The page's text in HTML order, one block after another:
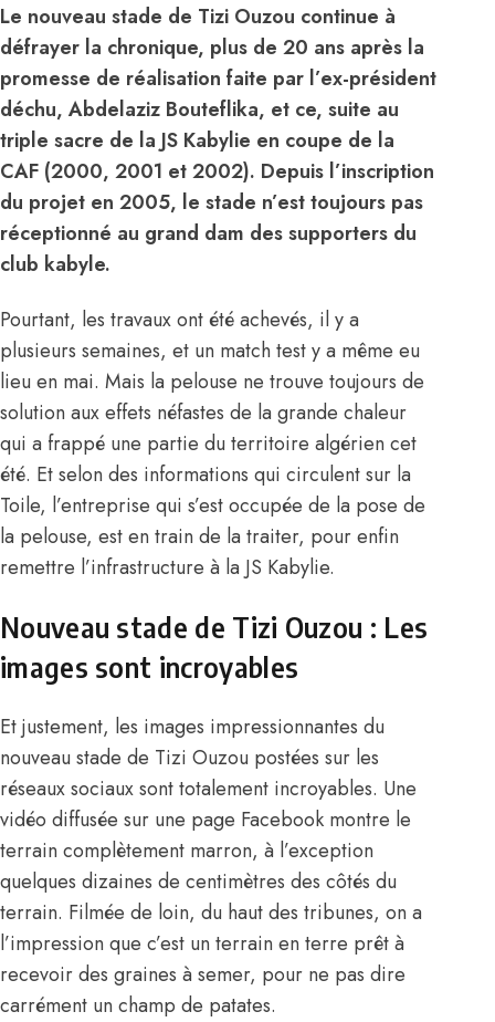
Le nouveau stade de Tizi Ouzou continue à
défrayer la chronique, plus de 20 ans après la
promesse de réalisation faite par l’ex-président
déchu, Abdelaziz Bouteflika, et ce, suite au
triple sacre de la JS Kabylie en coupe de la
CAF (2000, 2001 et 2002). Depuis l’inscription
du projet en 2005, le stade n’est toujours pas
réceptionné au grand dam des supporters du
club kabyle.
Pourtant, les travaux ont été achevés, il y a
plusieurs semaines, et un match test y a même eu
lieu en mai. Mais la pelouse ne trouve toujours de
solution aux effets néfastes de la grande chaleur
qui a frappé une partie du territoire algérien cet
été. Et selon des informations qui circulent sur la
Toile, l’entreprise qui s’est occupée de la pose de
la pelouse, est en train de la traiter, pour enfin
remettre l’infrastructure à la JS Kabylie.
Nouveau stade de Tizi Ouzou : Les
images sont incroyables
Et justement, les images impressionnantes du
nouveau stade de Tizi Ouzou postées sur les
réseaux sociaux sont totalement incroyables. Une
vidéo diffusée sur une page Facebook montre le
terrain complètement marron, à l’exception
quelques dizaines de centimètres des côtés du
terrain. Filmée de loin, du haut des tribunes, on a
l’impression que c’est un terrain en terre prêt à
recevoir des graines à semer, pour ne pas dire
carrément un champ de patates.